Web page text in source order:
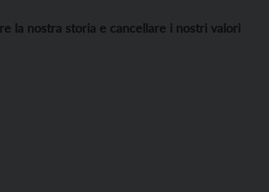
la nostra storia e cancellare i nostri valori